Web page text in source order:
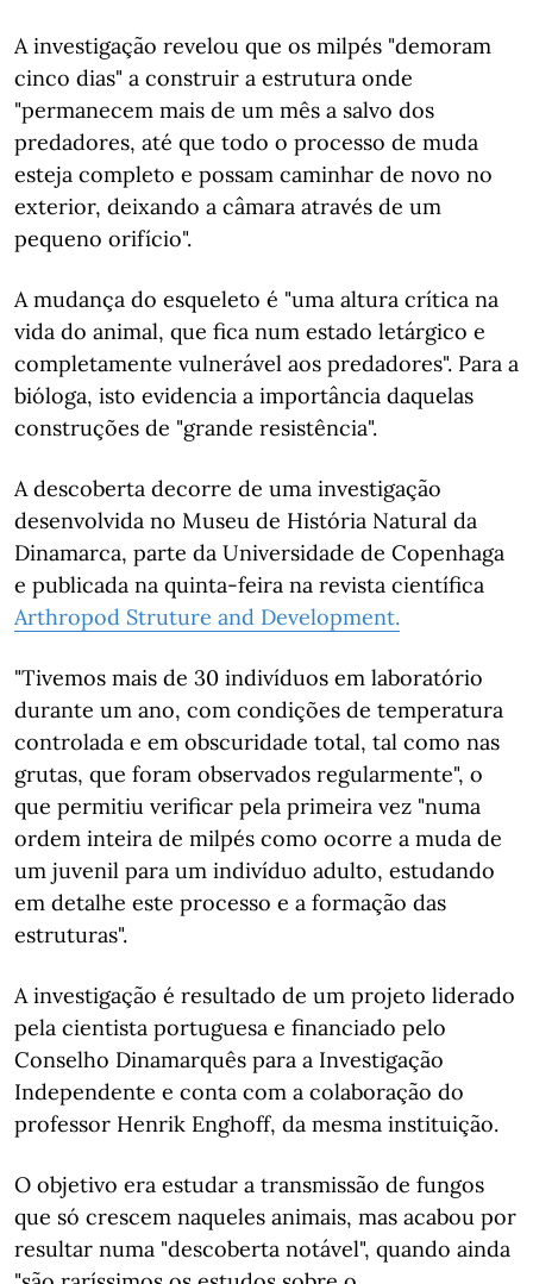
A investigação revelou que os milpés "demoram
cinco dias" a construir a estrutura onde
"permanecem mais de um mês a salvo dos
predadores, até que todo o processo de muda
esteja completo e possam caminhar de novo no
exterior, deixando a câmara através de um
pequeno orifício".
A mudança do esqueleto é "uma altura crítica na
vida do animal, que fica num estado letárgico e
completamente vulnerável aos predadores". Para a
bióloga, isto evidencia a importância daquelas
construções de "grande resistência".
A descoberta decorre de uma investigação
desenvolvida no Museu de História Natural da
Dinamarca, parte da Universidade de Copenhaga
e publicada na quinta-feira na revista científica
Arthropod Struture and Development.
"Tivemos mais de 30 indivíduos em laboratório
durante um ano, com condições de temperatura
controlada e em obscuridade total, tal como nas
grutas, que foram observados regularmente", o
que permitiu verificar pela primeira vez "numa
ordem inteira de milpés como ocorre a muda de
um juvenil para um indivíduo adulto, estudando
em detalhe este processo e a formação das
estruturas".
A investigação é resultado de um projeto liderado
pela cientista portuguesa e financiado pelo
Conselho Dinamarquês para a Investigação
Independente e conta com a colaboração do
professor Henrik Enghoff, da mesma instituição.
O objetivo era estudar a transmissão de fungos
que só crescem naqueles animais, mas acabou por
resultar numa "descoberta notável", quando ainda